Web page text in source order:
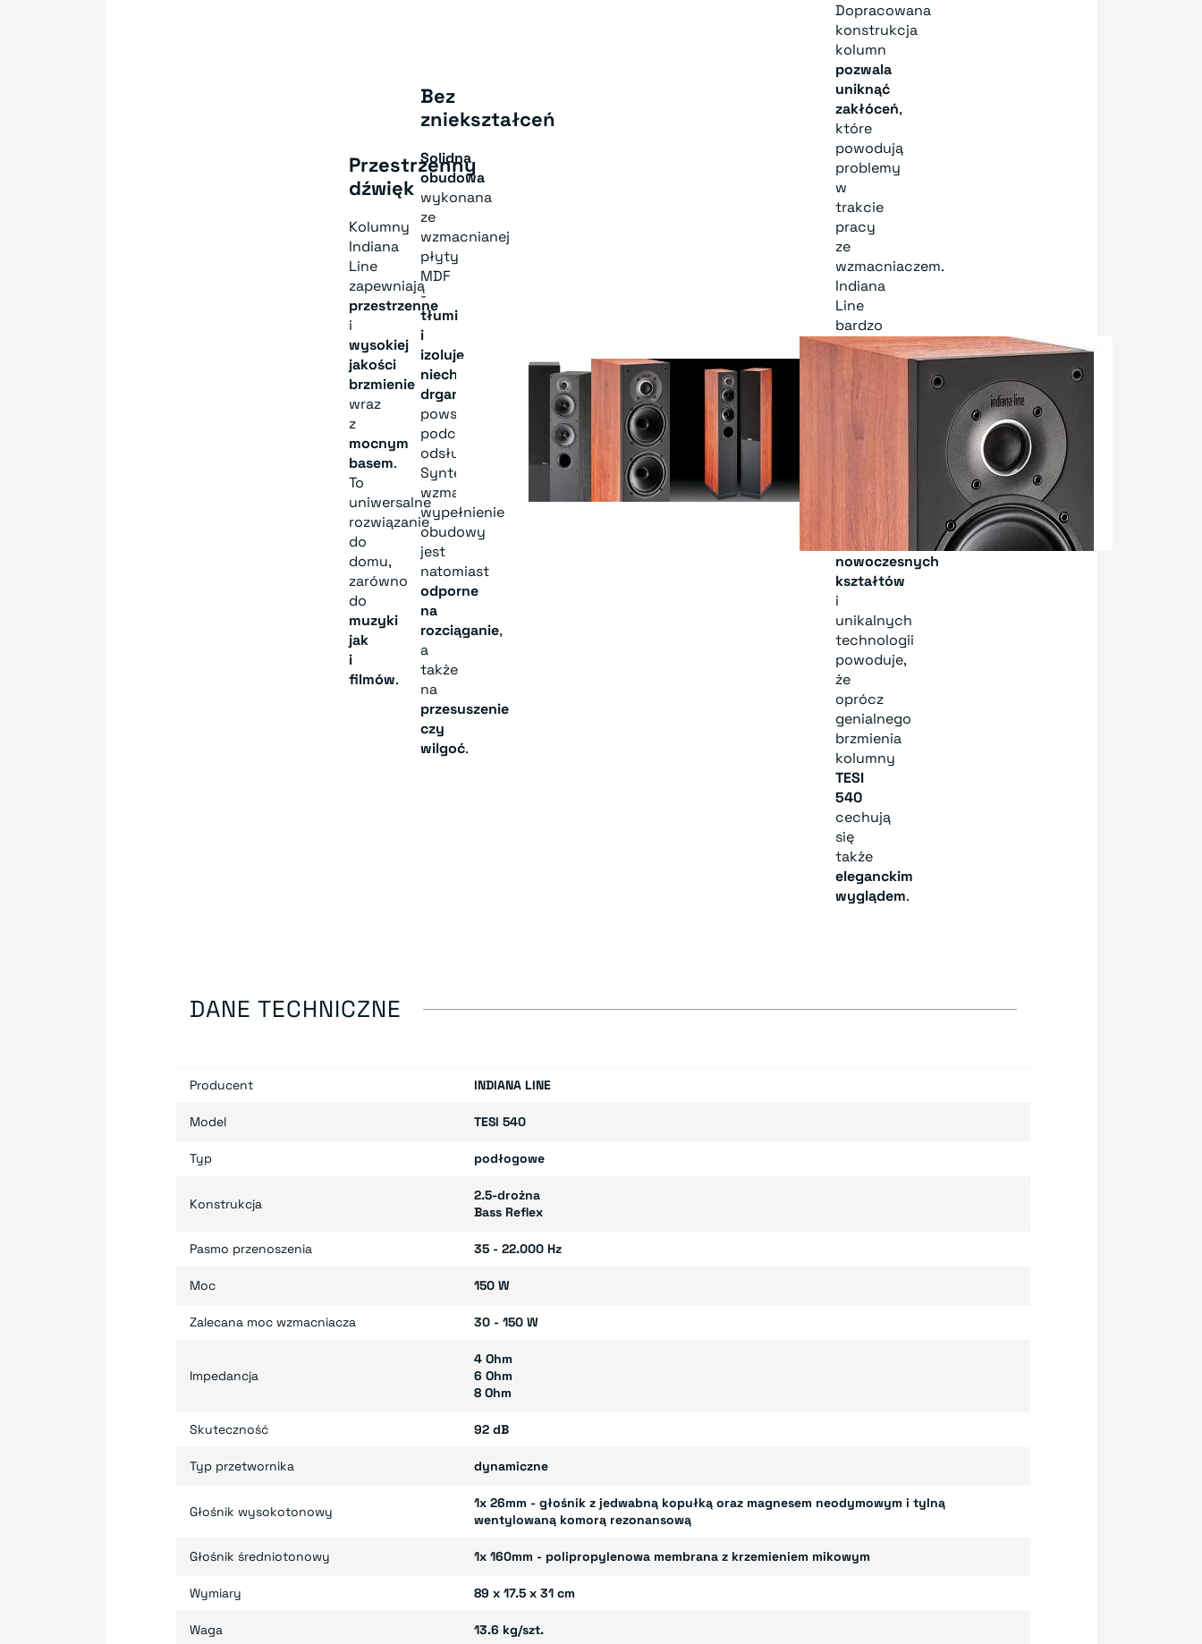
Przestrzenny
dźwięk
Kolumny
Indiana
Line
zapewniają
przestrzenne
i
wysokiej
jakości
brzmienie
wraz
z
mocnym
basem.
To
uniwersalne
rozwiązanie
do
domu,
zarówno
do
muzyki
jak
i
filmów.
Bez
zniekształceń
Solidna
obudowa
wykonana
ze
wzmacnianej
płyty
MDF
-
tłumi
i
izoluje
niechciane
drgania
powstające
podczas
odsłuchu.
Syntetyczne,
wzmacniane
wypełnienie
obudowy
jest
natomiast
odporne
na
rozciąganie,
a
także
na
przesuszenie
czy
wilgoć.
Dopracowana
konstrukcja
kolumn
pozwala
uniknąć
zakłóceń,
które
powodują
problemy
w
trakcie
pracy
ze
wzmacniaczem.
Indiana
Line
bardzo
dobrze
współpracuje
dowolnymi
konstrukcjami
Hi-
Fi
dostępnymi
na
rynku.
Połączenie
nowoczesnych
kształtów
i
unikalnych
technologii
powoduje,
że
oprócz
genialnego
brzmienia
kolumny
TESI
540
cechują
się
także
eleganckim
wyglądem.
DANE TECHNICZNE
Producent INDIANA LINE
Model TESI 540
Typ podłogowe
Konstrukcja
2.5-drożna
Bass Reflex
Pasmo przenoszenia 35 - 22.000 Hz
Moc 150 W
Zalecana moc wzmacniacza 30 - 150 W
Impedancja
4 Ohm
6 Ohm
8 Ohm
Skuteczność 92 dB
Typ przetwornika dynamiczne
Głośnik wysokotonowy
1x 26mm - głośnik z jedwabną kopułką oraz magnesem neodymowym i tylną
wentylowaną komorą rezonansową
Głośnik średniotonowy 1x 160mm - polipropylenowa membrana z krzemieniem mikowym
Wymiary 89 x 17.5 x 31 cm
Waga 13.6 kg/szt.